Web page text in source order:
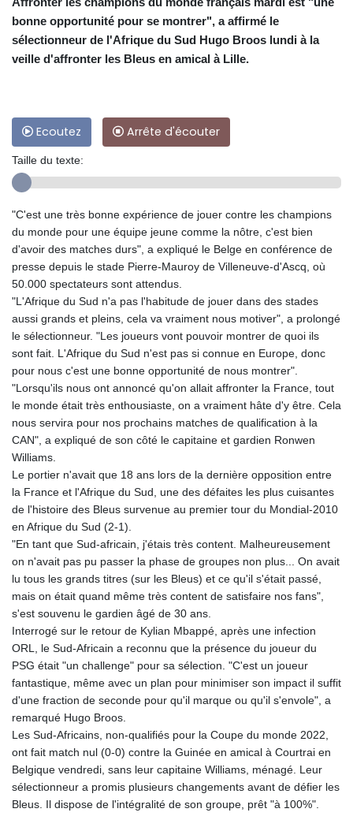
bonne opportunité pour se montrer", a affirmé le
sélectionneur de l'Afrique du Sud Hugo Broos lundi à la
veille d'affronter les Bleus en amical à Lille.
Ecoutez Arrête d'écouter
Taille du texte:
"C'est une très bonne expérience de jouer contre les champions
du monde pour une équipe jeune comme la nôtre, c'est bien
d'avoir des matches durs", a expliqué le Belge en conférence de
presse depuis le stade Pierre-Mauroy de Villeneuve-d'Ascq, où
50.000 spectateurs sont attendus.
"L'Afrique du Sud n'a pas l'habitude de jouer dans des stades
aussi grands et pleins, cela va vraiment nous motiver", a prolongé
le sélectionneur. "Les joueurs vont pouvoir montrer de quoi ils
sont fait. L'Afrique du Sud n'est pas si connue en Europe, donc
pour nous c'est une bonne opportunité de nous montrer".
"Lorsqu'ils nous ont annoncé qu'on allait affronter la France, tout
le monde était très enthousiaste, on a vraiment hâte d'y être. Cela
nous servira pour nos prochains matches de qualification à la
CAN", a expliqué de son côté le capitaine et gardien Ronwen
Williams.
Le portier n'avait que 18 ans lors de la dernière opposition entre
la France et l'Afrique du Sud, une des défaites les plus cuisantes
de l'histoire des Bleus survenue au premier tour du Mondial-2010
en Afrique du Sud (2-1).
"En tant que Sud-africain, j'étais très content. Malheureusement
on n'avait pas pu passer la phase de groupes non plus... On avait
lu tous les grands titres (sur les Bleus) et ce qu'il s'était passé,
mais on était quand même très content de satisfaire nos fans",
s'est souvenu le gardien âgé de 30 ans.
Interrogé sur le retour de Kylian Mbappé, après une infection
ORL, le Sud-Africain a reconnu que la présence du joueur du
PSG était "un challenge" pour sa sélection. "C'est un joueur
fantastique, même avec un plan pour minimiser son impact il suffit
d'une fraction de seconde pour qu'il marque ou qu'il s'envole", a
remarqué Hugo Broos.
Les Sud-Africains, non-qualifiés pour la Coupe du monde 2022,
ont fait match nul (0-0) contre la Guinée en amical à Courtrai en
Belgique vendredi, sans leur capitaine Williams, ménagé. Leur
sélectionneur a promis plusieurs changements avant de défier les
Bleus. Il dispose de l'intégralité de son groupe, prêt "à 100%".